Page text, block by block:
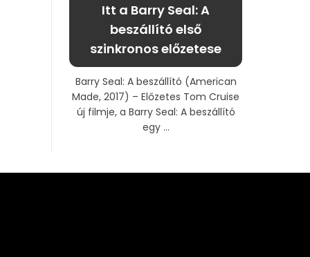
Itt a Barry Seal: A
beszállító első
szinkronos előzetese
Barry Seal: A beszállító (American
Made, 2017) – Előzetes Tom Cruise
új filmje, a Barry Seal: A beszállító
egy ...